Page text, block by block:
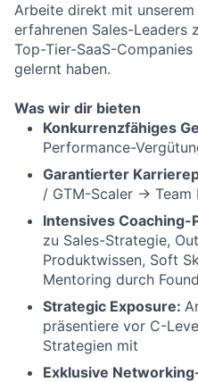
Arbeite direkt mit
erfahrenen Sales-Leaders
Top-Tier-SaaS-
gelernt haben.
Was wir dir bieten
Konkurrenzfähiges
Performance-
Garantierter
/ GTM-Scaler → Team
Intensives Coaching-
zu Sales-Strategie,
Produktwissen, Soft
Mentoring durch
Strategic Exposure:
präsentiere vor C-
Strategien mit
Exklusive